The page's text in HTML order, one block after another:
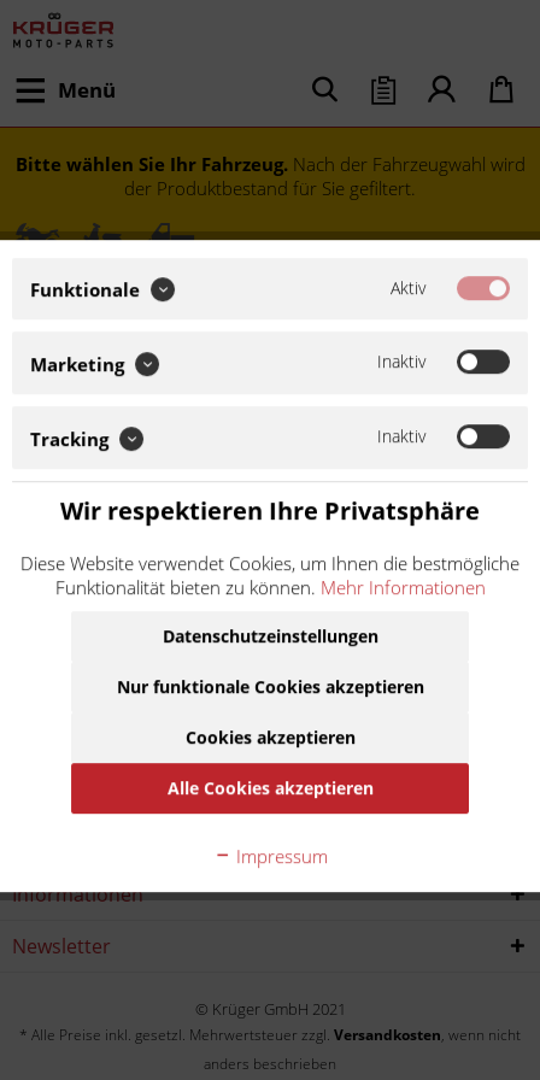
Menü
Bitte wählen Sie Ihr Fahrzeug. Nach der Fahrzeugwahl wird
der Produktbestand für Sie gefiltert.
YZ 250 3XK
Informationen
Newsletter
© Krüger GmbH 2021
* Alle Preise inkl. gesetzl. Mehrwertsteuer zzgl. Versandkosten, wenn nicht
anders beschrieben
Funktionale Aktiv
Marketing Inaktiv
Tracking Inaktiv
Wir respektieren Ihre Privatsphäre
Diese Website verwendet Cookies, um Ihnen die bestmögliche
Funktionalität bieten zu können. Mehr Informationen
Datenschutzeinstellungen
Nur funktionale Cookies akzeptieren
Cookies akzeptieren
Alle Cookies akzeptieren
Impressum